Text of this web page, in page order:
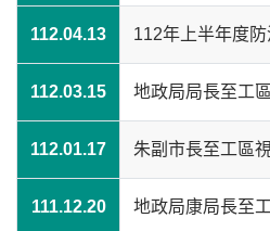
112.04.13 112年上半年度
112.03.15 地政局局長至工
112.01.17 朱副市長至工區
111.12.20 地政局康局長至